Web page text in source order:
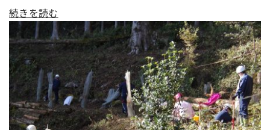
続きを読む